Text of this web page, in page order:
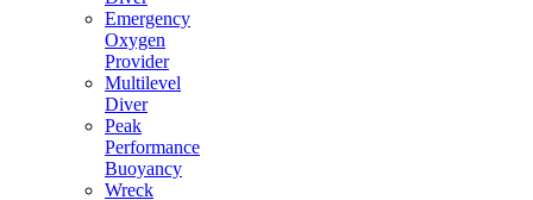
Emergency
Oxygen
Provider
Multilevel
Diver
Peak
Performance
Buoyancy
Wreck